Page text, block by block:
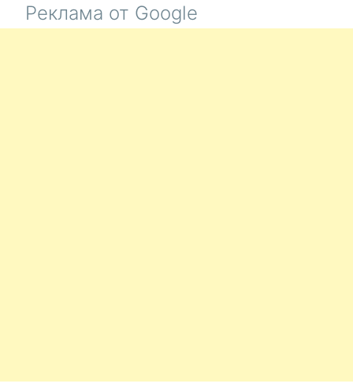
Реклама от Google